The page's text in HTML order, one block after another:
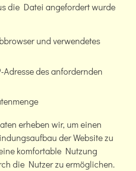
die Datei angefordert wurde
und verwendetes
Adresse des anfordernden
erheben wir, um einen
der Website zu
komfortable Nutzung
die Nutzer zu ermöglichen.